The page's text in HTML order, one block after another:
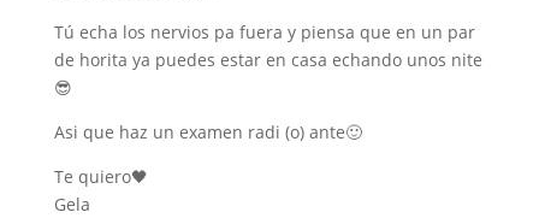
Tú echa los nervios pa fuera y piensa que en un par
de horita ya puedes estar en casa echando unos nite
😎
Asi que haz un examen radi (o) ante🙂
Te quiero🖤
Gela